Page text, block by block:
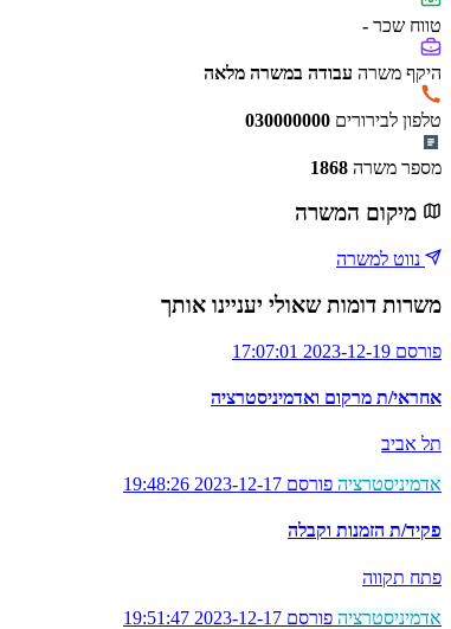
טווח שכר -
היקף משרה עבודה במשרה מלאה
טלפון לבירורים 030000000
מספר משרה 1868
מיקום המשרה
נווט למשרה
משרות דומות שאולי יעניינו אותך
פורסם 2023-12-19 17:07:01
אחראי/ת מרקום ואדמיניסטרציה
תל אביב
אדמיניסטרציה פורסם 2023-12-17 19:48:26
פקיד/ת הזמנות וקבלה
פתח תקווה
אדמיניסטרציה פורסם 2023-12-17 19:51:47